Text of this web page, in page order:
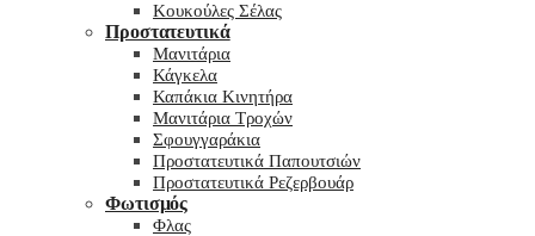
Κουκούλες Σέλας
Προστατευτικά
Μανιτάρια
Κάγκελα
Καπάκια Κινητήρα
Μανιτάρια Τροχών
Σφουγγαράκια
Προστατευτικά Παπουτσιών
Προστατευτικά Ρεζερβουάρ
Φωτισμός
Φλας